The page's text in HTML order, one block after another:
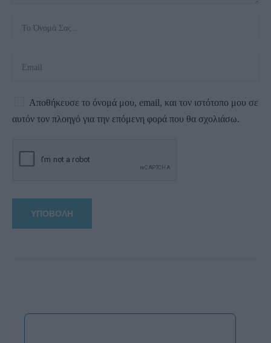
Αποθήκευσε το όνομά μου, email, και τον ιστότοπο μου σε
αυτόν τον πλοηγό για την επόμενη φορά που θα σχολιάσω.